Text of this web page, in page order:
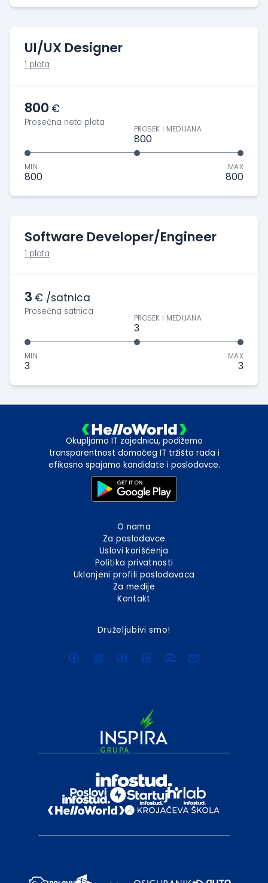
UI/UX Designer
1 plata
800 €
Prosečna neto plata
MIN
800
PROSEK I MEDIJANA
800
MAX
800
Software Developer/Engineer
1 plata
3 € /satnica
Prosečna satnica
MIN
3
PROSEK I MEDIJANA
3
MAX
3
Okupljamo IT zajednicu, podižemo
transparentnost domaćeg IT tržišta rada i
efikasno spajamo kandidate i poslodavce.
O nama
Za poslodavce
Uslovi korišćenja
Politika privatnosti
Uklonjeni profili poslodavaca
Za medije
Kontakt
Druželjubivi smo!